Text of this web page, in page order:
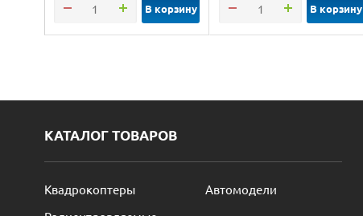
В корзину В корзину
КАТАЛОГ ТОВАРОВ
Квадрокоптеры
Автомодели